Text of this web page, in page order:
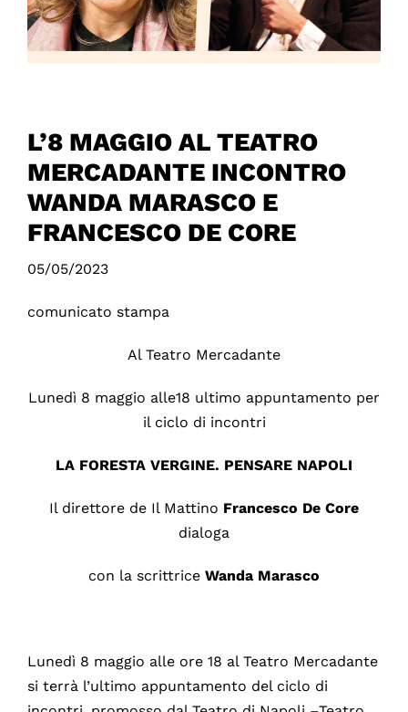
L’8 MAGGIO AL TEATRO
MERCADANTE INCONTRO
WANDA MARASCO E
FRANCESCO DE CORE
05/05/2023
comunicato stampa
Al Teatro Mercadante
Lunedì 8 maggio alle18 ultimo appuntamento per
il ciclo di incontri
LA FORESTA VERGINE. PENSARE NAPOLI
Il direttore de Il Mattino Francesco De Core
dialoga
con la scrittrice Wanda Marasco
Lunedì 8 maggio alle ore 18 al Teatro Mercadante
si terrà l’ultimo appuntamento del ciclo di